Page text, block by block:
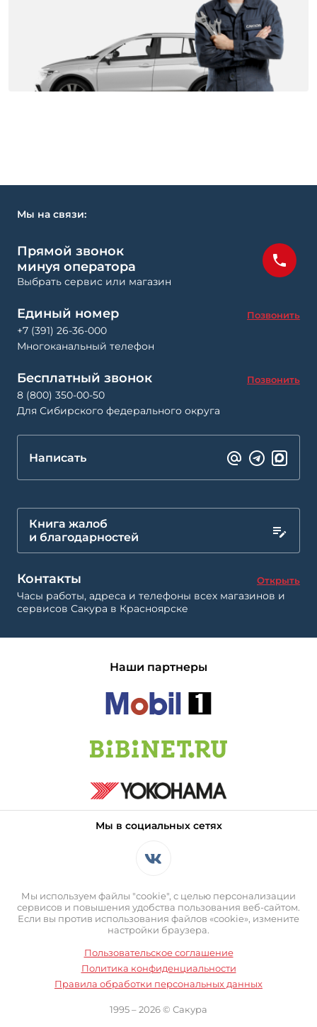
Мы на связи:
Прямой звонок
минуя оператора
Выбрать сервис или магазин
Единый номер Позвонить
+7 (391) 26-36-000
Многоканальный телефон
Бесплатный звонок Позвонить
8 (800) 350-00-50
Для Сибирского федерального округа
Написать
Книга жалоб
и благодарностей
Контакты Открыть
Часы работы, адреса и телефоны всех магазинов и
сервисов Сакура в Красноярске
Наши партнеры
Мы в социальных сетях
Мы используем файлы "cookie", с целью персонализации
сервисов и повышения удобства пользования веб-сайтом.
Если вы против использования файлов «cookie», измените
настройки браузера.
Пользовательское соглашение
Политика конфиденциальности
Правила обработки персональных данных
1995 – 2026 © Сакура